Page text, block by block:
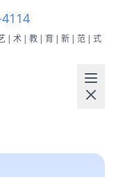
|术|教|育|新|范|式